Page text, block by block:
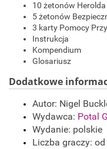
10 żetonów Herolda
5 żetonów
3 karty Pomocy
Instrukcja
Kompendium
Glosariusz
Dodatkowe
Autor: Nigel
Wydawca: Potal
Wydanie: polskie
Liczba graczy: